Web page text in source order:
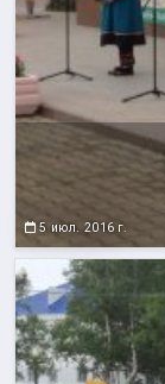
5 июл. 2016 г.